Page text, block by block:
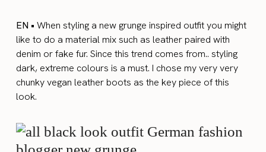
EN • When styling a new grunge inspired outfit you might
like to do a material mix such as leather paired with
denim or fake fur. Since this trend comes from.. styling
dark, extreme colours is a must. I chose my very very
chunky vegan leather boots as the key piece of this
look.